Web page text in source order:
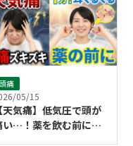
痛
05/15
【天気痛】低気圧で頭が
い…！薬を飲む前に試